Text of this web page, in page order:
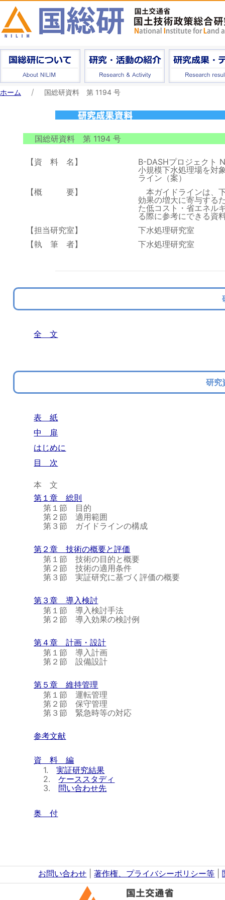
ホーム 国総研資料 第 1194 号
国総研資料 第 1194 号
【資 料 名】
B-DASHプロジェクト
小規模下水処理場を対
ライン（案）
【概 要】
本ガイドラインは、
効果の増大に寄与する
た低コスト・省エネル
る際に参考にできる資
【担当研究室】
下水処理研究室
【執 筆 者】
下水処理研究室
全 文
研究
表 紙
中 扉
はじめに
目 次
本 文
第１章 総則
第１節 目的
第２節 適用範囲
第３節 ガイドラインの構成
第２章 技術の概要と評価
第１節 技術の目的と概要
第２節 技術の適用条件
第３節 実証研究に基づく評価の概要
第３章 導入検討
第１節 導入検討手法
第２節 導入効果の検討例
第４章 計画・設計
第１節 導入計画
第２節 設備設計
第５章 維持管理
第１節 運転管理
第２節 保守管理
第３節 緊急時等の対応
参考文献
資 料 編
1.実証研究結果
2.ケーススタディ
3. 問い合わせ先
奥 付
お問い合わせ |著作権、プライバシーポリシー等 |